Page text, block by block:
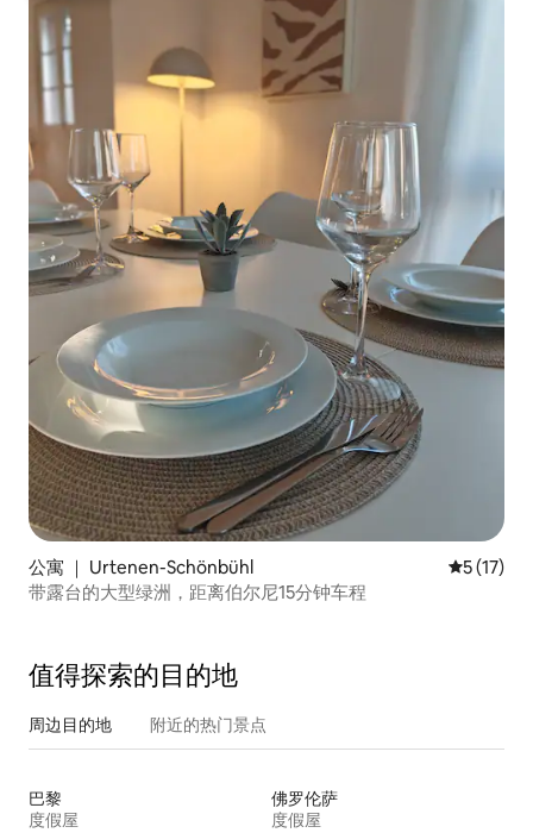
公寓 ｜ Urtenen-Schönbühl 平均评分
5 (17)
带露台的大型绿洲，距离伯尔尼15分钟车程
值得探索的目的地
周边目的地 附近的热门景点
巴黎
度假屋
佛罗伦萨
度假屋